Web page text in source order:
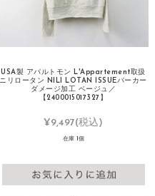
USA製 アパルトモン L'Appartement取扱
ニリロータン NILI LOTAN ISSUEパーカー
ダメージ加工 ベージュ／
【2400015017327】
¥9,497(税込)
在庫 1個